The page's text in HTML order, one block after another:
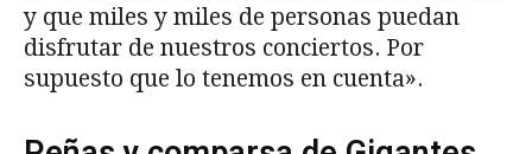
y que miles y miles de personas puedan
disfrutar de nuestros conciertos. Por
supuesto que lo tenemos en cuenta».